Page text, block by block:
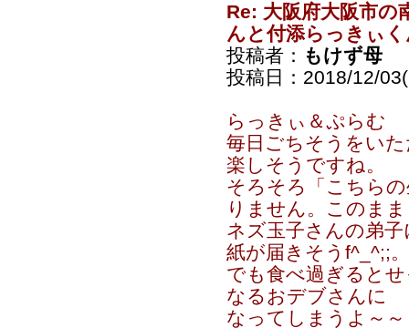
Re: 大阪府大阪市の
んと付添らっきぃ
投稿者： もけず母
投稿日：2018/12/
らっきぃ＆ぷらむ
毎日ごちそうをい
楽しそうですね。
そろそろ「こちら
りません。このまま
ネズ玉子さんの弟
紙が届きそうf^_^;;。
でも食べ過ぎると
なるおデブさんに
なってしまうよ～